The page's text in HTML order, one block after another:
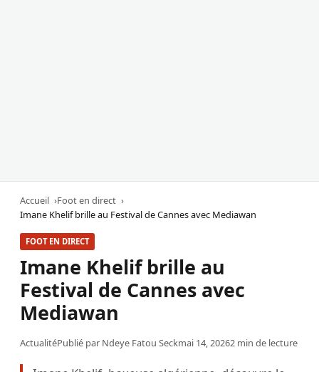
Accueil
Foot en direct
Imane Khelif brille au Festival de Cannes avec Mediawan
FOOT EN DIRECT
Imane Khelif brille au
Festival de Cannes avec
Mediawan
ActualitéPublié par Ndeye Fatou Seckmai 14, 20262 min de lecture